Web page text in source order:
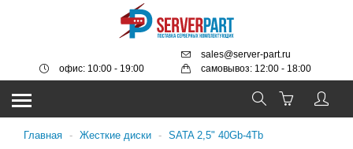
sales@server-part.ru
самовывоз: 12:00 - 18:00
офис: 10:00 - 19:00
Главная - Жесткие диски - SATA 2,5" 40Gb-4Tb